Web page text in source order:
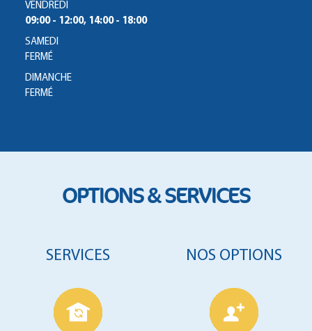
VENDREDI
09:00 - 12:00, 14:00 - 18:00
SAMEDI
FERMÉ
DIMANCHE
FERMÉ
OPTIONS & SERVICES
SERVICES NOS OPTIONS